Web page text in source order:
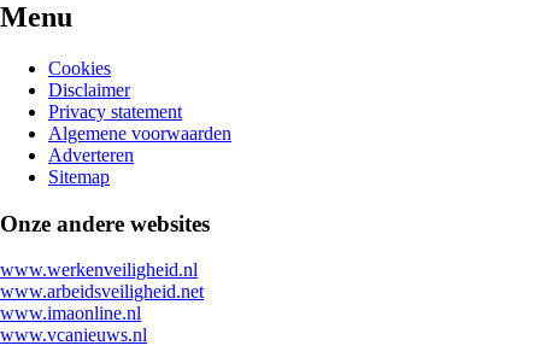
Menu
Cookies
Disclaimer
Privacy statement
Algemene voorwaarden
Adverteren
Sitemap
Onze andere websites
www.werkenveiligheid.nl
www.arbeidsveiligheid.net
www.imaonline.nl
www.vcanieuws.nl